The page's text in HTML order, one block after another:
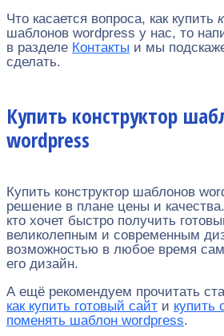
Что касается вопроса, как купить
шаблонов wordpress у нас, то
в разделе Контакты и мы
сделать.
Купить конструктор
wordpress
Купить конструктор шаблонов
решение в плане цены и
кто хочет быстро получить
великолепным и современным
возможностью в любое время
его дизайн.
А ещё рекомендуем прочитать
как купить готовый сайт и купить
поменять шаблон wordpress.